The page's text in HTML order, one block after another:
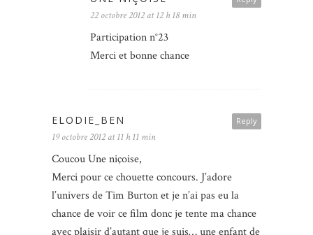
22 octobre 2012 at 12 h 18 min
Participation n°23
Merci et bonne chance
Reply
ELODIE_BEN
19 octobre 2012 at 11 h 11 min
Coucou Une niçoise,
Merci pour ce chouette concours. J’adore
l’univers de Tim Burton et je n’ai pas eu la
chance de voir ce film donc je tente ma chance
avec plaisir d’autant que je suis… une enfant de